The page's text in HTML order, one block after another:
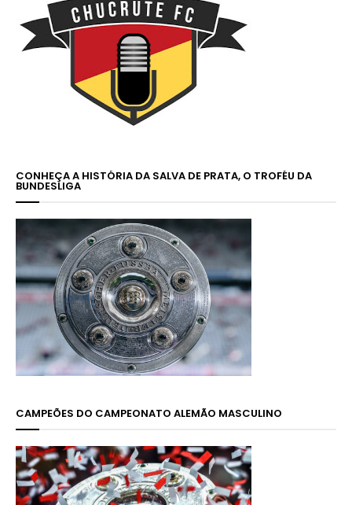
CONHEÇA A HISTÓRIA DA SALVA DE PRATA, O TROFÉU DA
BUNDESLIGA
CAMPEÕES DO CAMPEONATO ALEMÃO MASCULINO